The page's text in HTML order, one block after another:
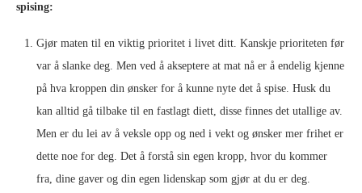
spising:
Gjør maten til en viktig prioritet i livet ditt. Kanskje prioriteten før
var å slanke deg. Men ved å akseptere at mat nå er å endelig kjenne
på hva kroppen din ønsker for å kunne nyte det å spise. Husk du
kan alltid gå tilbake til en fastlagt diett, disse finnes det utallige av.
Men er du lei av å veksle opp og ned i vekt og ønsker mer frihet er
dette noe for deg. Det å forstå sin egen kropp, hvor du kommer
fra, dine gaver og din egen lidenskap som gjør at du er deg.